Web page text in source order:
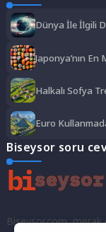
Dünya İle İlgili
Japonya’nın En
Halkalı Sofya
Euro
Biseysor soru
Biseysor.com,